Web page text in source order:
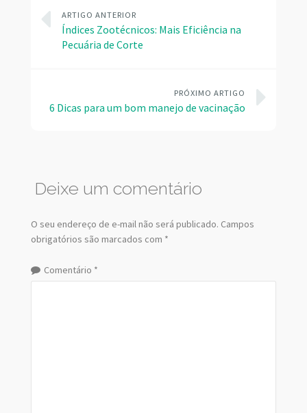
ARTIGO ANTERIOR
Índices Zootécnicos: Mais Eficiência na
Pecuária de Corte
PRÓXIMO ARTIGO
6 Dicas para um bom manejo de vacinação
Deixe um comentário
O seu endereço de e-mail não será publicado. Campos
obrigatórios são marcados com *
Comentário *